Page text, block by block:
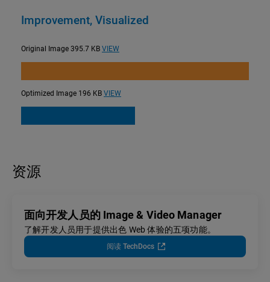
Improvement, Visualized
Original Image 395.7 KB VIEW
Optimized Image 196 KB VIEW
资源
面向开发人员的 Image & Video Manager
了解开发人员用于提供出色 Web 体验的五项功能。
阅读 TechDocs